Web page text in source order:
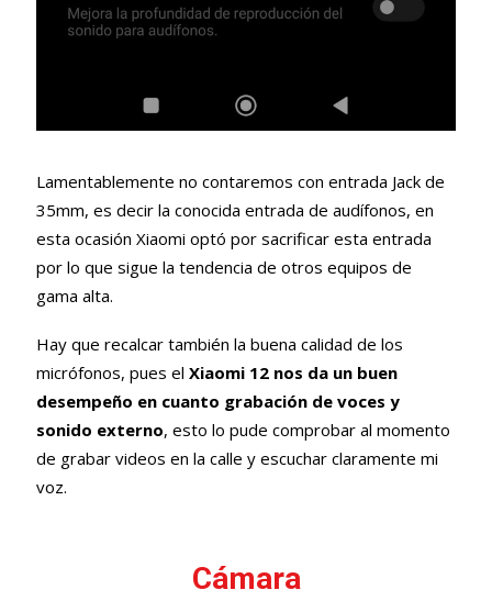
Lamentablemente no contaremos con entrada Jack de
35mm, es decir la conocida entrada de audífonos, en
esta ocasión Xiaomi optó por sacrificar esta entrada
por lo que sigue la tendencia de otros equipos de
gama alta.
Hay que recalcar también la buena calidad de los
micrófonos, pues el Xiaomi 12 nos da un buen
desempeño en cuanto grabación de voces y
sonido externo, esto lo pude comprobar al momento
de grabar videos en la calle y escuchar claramente mi
voz.
Cámara